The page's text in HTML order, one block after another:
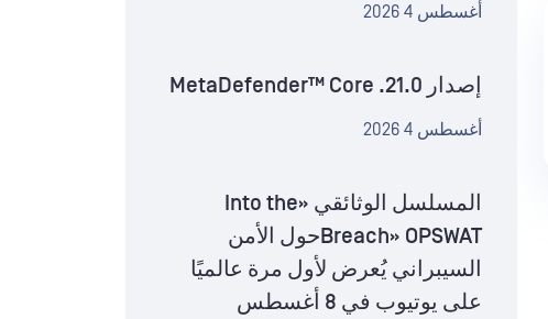
أغسطس 4 2026
إصدار MetaDefender™ Core .21.0
أغسطس 4 2026
المسلسل الوثائقي «Into the
Breach» OPSWATحول الأمن
السيبراني يُعرض لأول مرة عالميًا
على يوتيوب في 8 أغسطس